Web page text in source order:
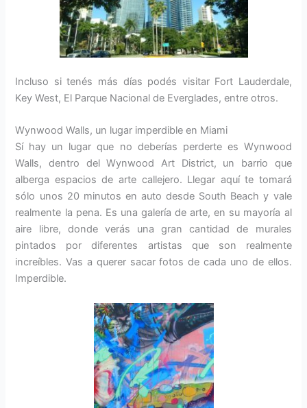
Incluso si tenés más días podés visitar Fort Lauderdale,
Key West, El Parque Nacional de Everglades, entre otros.
Wynwood Walls, un lugar imperdible en Miami
Sí hay un lugar que no deberías perderte es Wynwood
Walls, dentro del Wynwood Art District, un barrio que
alberga espacios de arte callejero. Llegar aquí te tomará
sólo unos 20 minutos en auto desde South Beach y vale
realmente la pena. Es una galería de arte, en su mayoría al
aire libre, donde verás una gran cantidad de murales
pintados por diferentes artistas que son realmente
increíbles. Vas a querer sacar fotos de cada uno de ellos.
Imperdible.